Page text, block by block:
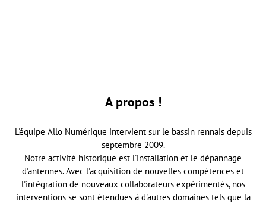
A propos !
L'équipe Allo Numérique intervient sur le bassin rennais depuis
septembre 2009.
Notre activité historique est l'installation et le dépannage
d'antennes. Avec l'acquisition de nouvelles compétences et
l'intégration de nouveaux collaborateurs expérimentés, nos
interventions se sont étendues à d'autres domaines tels que la